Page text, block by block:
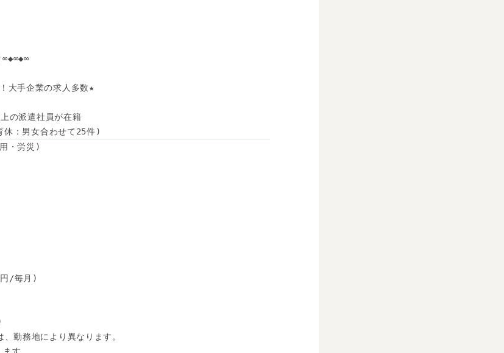
∞◆∞◆∞
大手企業の求人多数★
の派遣社員が在籍
：男女合わせて25件)
・労災)
/毎月)
勤務地により異なります。